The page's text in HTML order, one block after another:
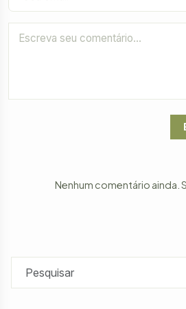
Nenhum comentário ainda.